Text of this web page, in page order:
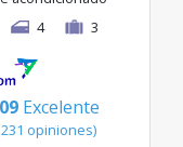
4 3
Excelente
opiniones)